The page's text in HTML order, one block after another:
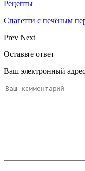
Рецепты
Спагетти с печёным
Prev Next
Оставьте ответ
Ваш электронный